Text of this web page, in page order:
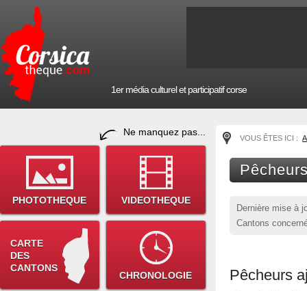
1er média culturel et participatif corse
Ne manquez pas...
PHOTOTHEQUE VIDEOTHEQUE
CARTE
DES
CANTONS
CHRONOLOGIE
VOUS ÊTES ICI :
Dernière mise à
Cantons
Pêcheurs